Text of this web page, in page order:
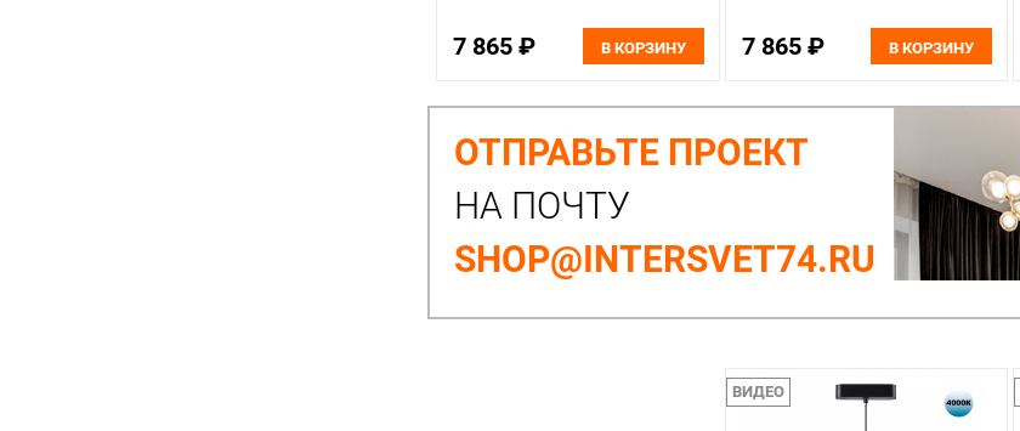
7 865 ₽ В КОРЗИНУ 7 865 ₽ В КОРЗИНУ
ОТПРАВЬТЕ ПРОЕКТ
НА ПОЧТУ
SHOP@INTERSVET74.RU
ВИДЕО